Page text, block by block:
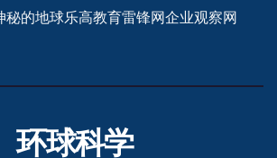
秘的地球乐高教育雷锋网企业观察网
环球科学